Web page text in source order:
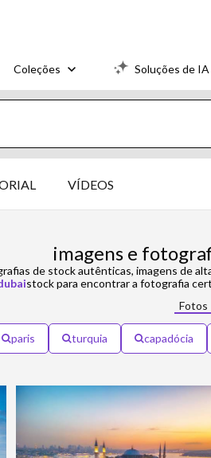
Coleções Soluções de IA
VÍDEOS
imagens e
de stock autênticas, imagens de
stock para encontrar a fotografia
Fotos
paris turquia capadócia